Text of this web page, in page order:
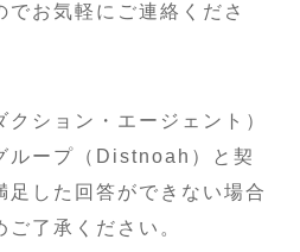
でお気軽にご連絡くださ
ション・エージェント）
ループ（Distnoah）と契
足した回答ができない場合
了承ください。